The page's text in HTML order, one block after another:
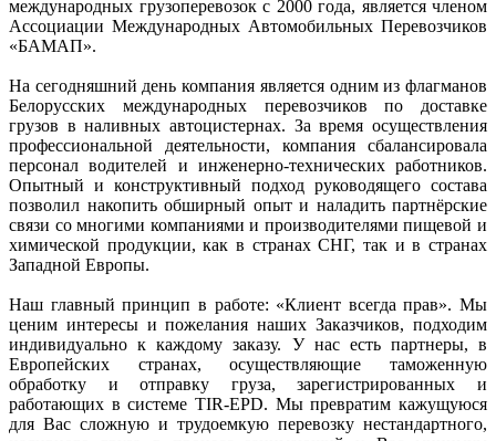
международных грузоперевозок с 2000 года, является членом
Ассоциации Международных Автомобильных Перевозчиков
«БАМАП».
На сегодняшний день компания является одним из флагманов
Белорусских международных перевозчиков по доставке
грузов в наливных автоцистернах. За время осуществления
профессиональной деятельности, компания сбалансировала
персонал водителей и инженерно-технических работников.
Опытный и конструктивный подход руководящего состава
позволил накопить обширный опыт и наладить партнёрские
связи со многими компаниями и производителями пищевой и
химической продукции, как в странах СНГ, так и в странах
Западной Европы.
Наш главный принцип в работе: «Клиент всегда прав». Мы
ценим интересы и пожелания наших Заказчиков, подходим
индивидуально к каждому заказу. У нас есть партнеры, в
Европейских странах, осуществляющие таможенную
обработку и отправку груза, зарегистрированных и
работающих в системе TIR-EPD. Мы превратим кажущуюся
для Вас сложную и трудоемкую перевозку нестандартного,